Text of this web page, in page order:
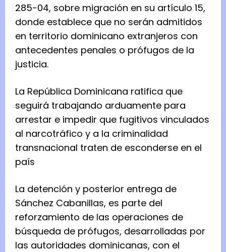
285-04, sobre migración en su artículo 15,
donde establece que no serán admitidos
en territorio dominicano extranjeros con
antecedentes penales o prófugos de la
justicia.
La República Dominicana ratifica que
seguirá trabajando arduamente para
arrestar e impedir que fugitivos vinculados
al narcotráfico y a la criminalidad
transnacional traten de esconderse en el
país
La detención y posterior entrega de
Sánchez Cabanillas, es parte del
reforzamiento de las operaciones de
búsqueda de prófugos, desarrolladas por
las autoridades dominicanas, con el